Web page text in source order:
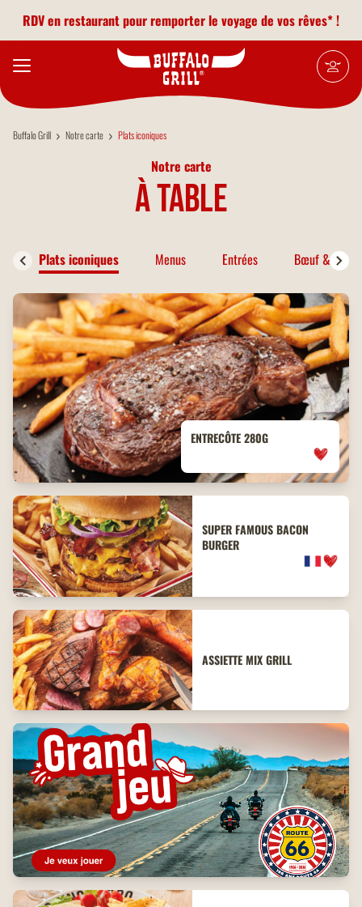
RDV en restaurant pour remporter le voyage de vos rêves* !
Buffalo Grill Notre carte Plats iconiques
Notre carte
à table
Plats iconiques Menus Entrées Bœuf & Bison
ENTRECÔTE 280G
SUPER FAMOUS BACON
BURGER
ASSIETTE MIX GRILL